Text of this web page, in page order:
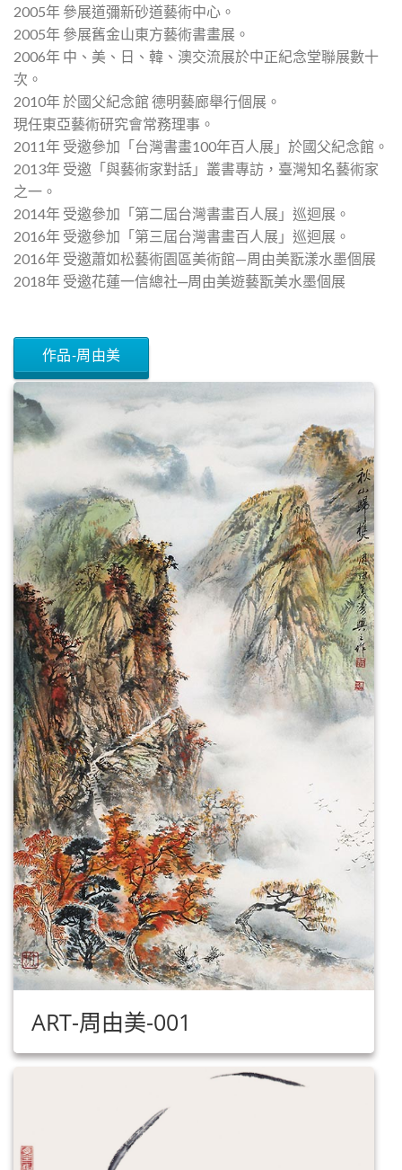
2005年 參展道彌新砂道藝術中心。
2005年 參展舊金山東方藝術書畫展。
2006年 中、美、日、韓、澳交流展於中正紀念堂聯展數十
次。
2010年 於國父紀念館 德明藝廊舉行個展。
現任東亞藝術研究會常務理事。
2011年 受邀參加「台灣書畫100年百人展」於國父紀念館。
2013年 受邀「與藝術家對話」叢書專訪，臺灣知名藝術家
之一。
2014年 受邀參加「第二屆台灣書畫百人展」巡迴展。
2016年 受邀參加「第三屆台灣書畫百人展」巡迴展。
2016年 受邀蕭如松藝術園區美術館—周由美翫漾水墨個展
2018年 受邀花蓮一信總社─周由美遊藝翫美水墨個展
作品-周由美
ART-周由美-001